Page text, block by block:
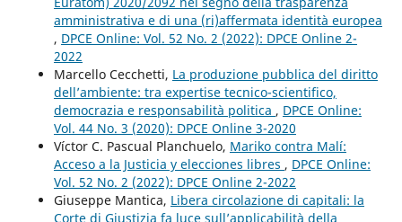
amministrativa e di una (ri)affermata identità europea
, DPCE Online: Vol. 52 No. 2 (2022): DPCE Online 2-
2022
Marcello Cecchetti, La produzione pubblica del diritto
dell’ambiente: tra expertise tecnico-scientifico,
democrazia e responsabilità politica , DPCE Online:
Vol. 44 No. 3 (2020): DPCE Online 3-2020
Víctor C. Pascual Planchuelo, Mariko contra Malí:
Acceso a la Justicia y elecciones libres , DPCE Online:
Vol. 52 No. 2 (2022): DPCE Online 2-2022
Giuseppe Mantica, Libera circolazione di capitali: la
Corte di Giustizia fa luce sull’applicabilità della